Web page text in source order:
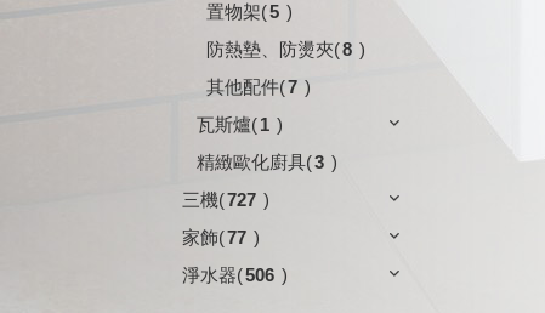
置物架(5 )
防熱墊、防燙夾(8 )
其他配件(7 )
瓦斯爐(1 )
精緻歐化廚具(3 )
三機(727 )
家飾(77 )
淨水器(506 )